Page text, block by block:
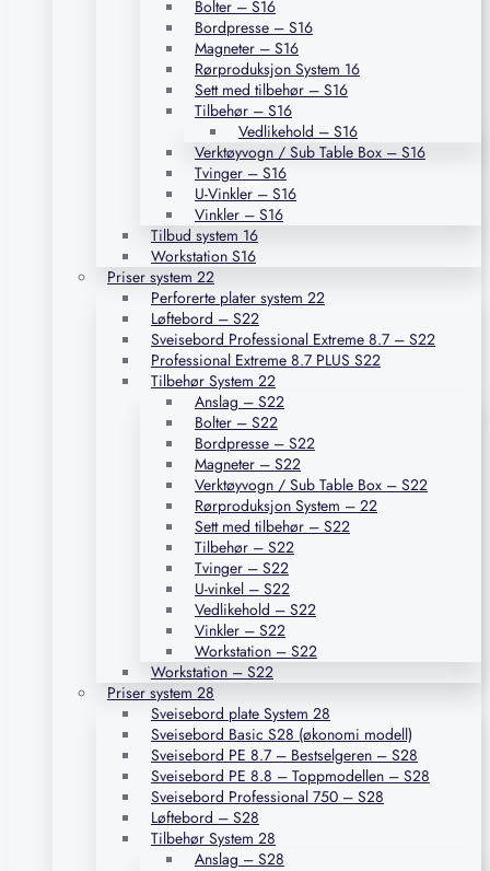
Bolter – S16
Bordpresse – S16
Magneter – S16
Rørproduksjon System 16
Sett med tilbehør – S16
Tilbehør – S16
Vedlikehold – S16
Verktøyvogn / Sub Table Box – S16
Tvinger – S16
U-Vinkler – S16
Vinkler – S16
Tilbud system 16
Workstation S16
Priser system 22
Perforerte plater system 22
Løftebord – S22
Sveisebord Professional Extreme 8.7 – S22
Professional Extreme 8.7 PLUS S22
Tilbehør System 22
Anslag – S22
Bolter – S22
Bordpresse – S22
Magneter – S22
Verktøyvogn / Sub Table Box – S22
Rørproduksjon System – 22
Sett med tilbehør – S22
Tilbehør – S22
Tvinger – S22
U-vinkel – S22
Vedlikehold – S22
Vinkler – S22
Workstation – S22
Workstation – S22
Priser system 28
Sveisebord plate System 28
Sveisebord Basic S28 (økonomi modell)
Sveisebord PE 8.7 – Bestselgeren – S28
Sveisebord PE 8.8 – Toppmodellen – S28
Sveisebord Professional 750 – S28
Løftebord – S28
Tilbehør System 28
Anslag – S28